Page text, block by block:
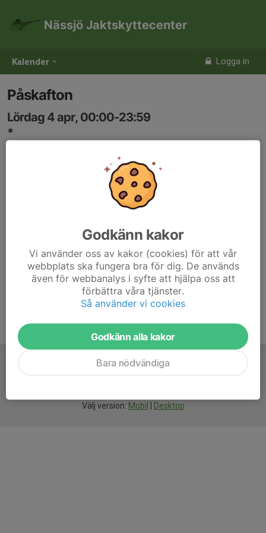
Kalender Logga in
Nässjö Jaktskyttecenter
Påskafton
Lördag 4 apr, 00:00-23:59
*
Välj version: Mobil Desktop
Godkänn kakor
Vi använder oss av kakor (cookies) för att vår
webbplats ska fungera bra för dig. De används
även för webbanalys i syfte att hjälpa oss att
förbättra våra tjänster.
Så använder vi cookies
Godkänn alla kakor
Bara nödvändiga